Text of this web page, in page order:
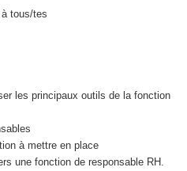
tous/tes
les principaux outils de la fonction
à mettre en place
une fonction de responsable RH.